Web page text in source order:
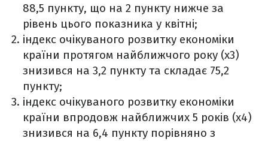
88,5 пункту, що на 2 пункту нижче за
рівень цього показника у квітні;
індекс очікуваного розвитку економіки
країни протягом найближчого року (х3)
знизився на 3,2 пункту та складає 75,2
пункту;
індекс очікуваного розвитку економіки
країни впродовж найближчих 5 років (х4)
знизився на 6,4 пункту порівняно з